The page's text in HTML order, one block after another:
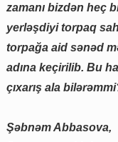
zamanı bizdən heç
yerləşdiyi torpaq
torpağa aid sənəd
adına keçirilib. Bu
çıxarış ala
Şəbnəm Abbasova,